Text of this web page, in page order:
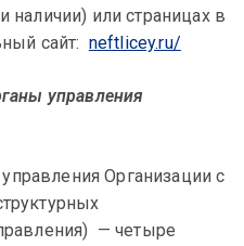
наличии) или страницах в
сайт: neftlicey.ru/
управления
Организации с
— четыре